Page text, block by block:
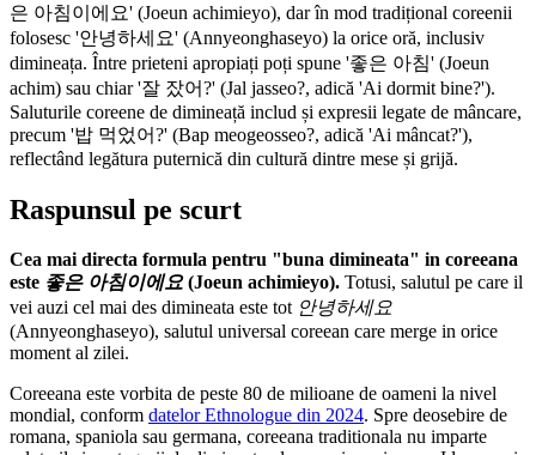
은 아침이에요' (Joeun achimieyo), dar în mod tradițional coreenii
folosesc '안녕하세요' (Annyeonghaseyo) la orice oră, inclusiv
dimineața. Între prieteni apropiați poți spune '좋은 아침' (Joeun
achim) sau chiar '잘 잤어?' (Jal jasseo?, adică 'Ai dormit bine?').
Saluturile coreene de dimineață includ și expresii legate de mâncare,
precum '밥 먹었어?' (Bap meogeosseo?, adică 'Ai mâncat?'),
reflectând legătura puternică din cultură dintre mese și grijă.
Raspunsul pe scurt
Cea mai directa formula pentru "buna dimineata" in coreeana
este 좋은 아침이에요 (Joeun achimieyo). Totusi, salutul pe care il
vei auzi cel mai des dimineata este tot 안녕하세요
(Annyeonghaseyo), salutul universal coreean care merge in orice
moment al zilei.
Coreeana este vorbita de peste 80 de milioane de oameni la nivel
mondial, conform datelor Ethnologue din 2024. Spre deosebire de
romana, spaniola sau germana, coreeana traditionala nu imparte